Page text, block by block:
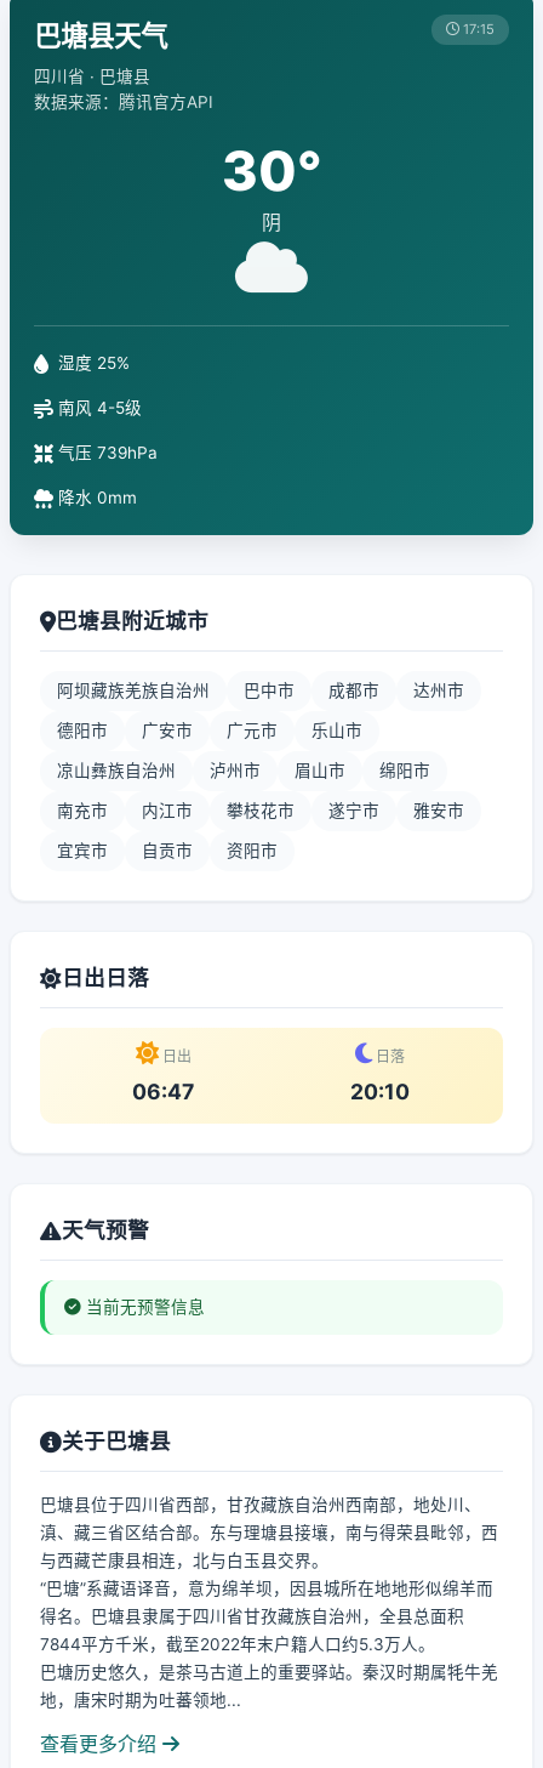
巴塘县天气
四川省 · 巴塘县
数据来源：腾讯官方API
17:15
30°
阴
湿度 25%
南风 4-5级
气压 739hPa
降水 0mm
巴塘县附近城市
阿坝藏族羌族自治州 巴中市 成都市 达州市
德阳市 广安市 广元市 乐山市
凉山彝族自治州 泸州市 眉山市 绵阳市
南充市 内江市 攀枝花市 遂宁市 雅安市
宜宾市 自贡市 资阳市
日出日落
日出
06:47
日落
20:10
天气预警
当前无预警信息
关于巴塘县
巴塘县位于四川省西部，甘孜藏族自治州西南部，地处川、
滇、藏三省区结合部。东与理塘县接壤，南与得荣县毗邻，西
与西藏芒康县相连，北与白玉县交界。
“巴塘”系藏语译音，意为绵羊坝，因县城所在地地形似绵羊而
得名。巴塘县隶属于四川省甘孜藏族自治州，全县总面积
7844平方千米，截至2022年末户籍人口约5.3万人。
巴塘历史悠久，是茶马古道上的重要驿站。秦汉时期属牦牛羌
地，唐宋时期为吐蕃领地...
查看更多介绍